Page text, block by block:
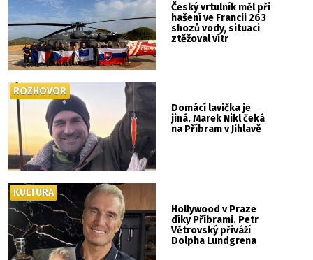
Český vrtulník měl při
hašení ve Francii 263
shozů vody, situaci
ztěžoval vítr
Domácí lavička je
jiná. Marek Nikl čeká
na Příbram v Jihlavě
ROZHOVOR
Hollywood v Praze
díky Příbrami. Petr
Větrovský přiváží
Dolpha Lundgrena
KULTURA